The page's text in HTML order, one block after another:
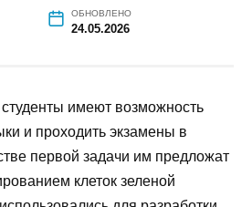
ОБНОВЛЕНО
24.05.2026
имеют возможность
и проходить экзамены в
первой задачи им предложат
клеток зеленой